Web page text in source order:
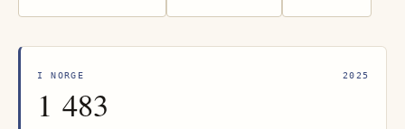
I NORGE 2025
1 483